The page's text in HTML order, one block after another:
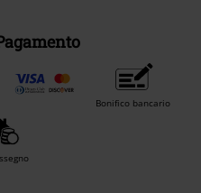
Bonifico bancario